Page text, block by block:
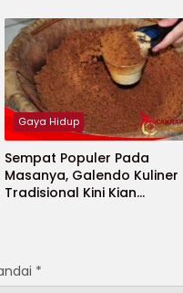
Gaya Hidup
Sempat Populer Pada
Masanya, Galendo Kuliner
Tradisional Kini Kian
*